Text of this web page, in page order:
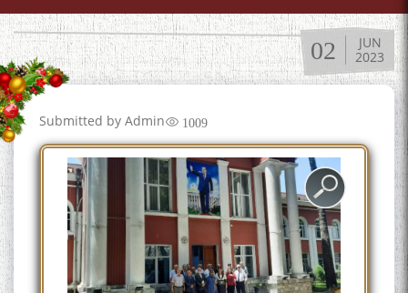
02
JUN
2023
Submitted by Admin 1009
ба 100-солагии мунаққиду
адабиётшинос Соҳиб
Табаров ҳамоиши илмӣ-
назариявӣ баргузор гардид.
МАВЛОНО ҶАЛОЛИДДИНИ
БАЛХӢ БУЗУРГТАРИН
МУТАФАККИР ВА ОРИФИ
ЗАБОНУ АДАБИ ТОҶИК